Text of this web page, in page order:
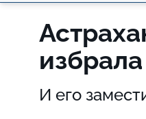
И его